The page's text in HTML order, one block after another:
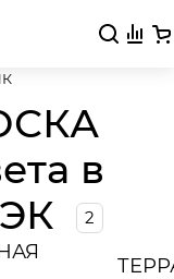
в
2